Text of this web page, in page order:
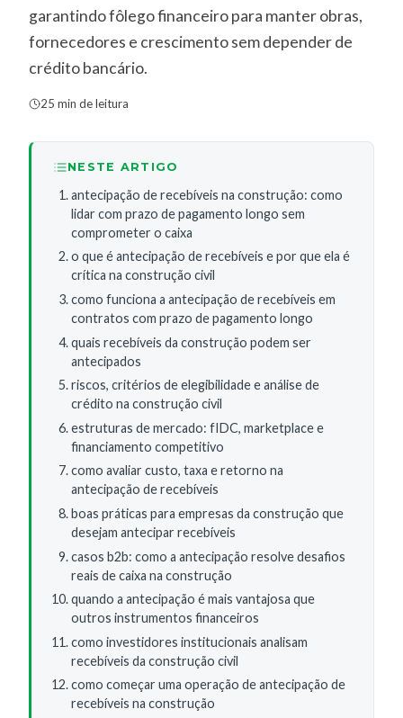
garantindo fôlego financeiro para manter obras,
fornecedores e crescimento sem depender de
crédito bancário.
25 min de leitura
NESTE ARTIGO
antecipação de recebíveis na construção: como
lidar com prazo de pagamento longo sem
comprometer o caixa
o que é antecipação de recebíveis e por que ela é
crítica na construção civil
como funciona a antecipação de recebíveis em
contratos com prazo de pagamento longo
quais recebíveis da construção podem ser
antecipados
riscos, critérios de elegibilidade e análise de
crédito na construção civil
estruturas de mercado: fIDC, marketplace e
financiamento competitivo
como avaliar custo, taxa e retorno na
antecipação de recebíveis
boas práticas para empresas da construção que
desejam antecipar recebíveis
casos b2b: como a antecipação resolve desafios
reais de caixa na construção
quando a antecipação é mais vantajosa que
outros instrumentos financeiros
como investidores institucionais analisam
recebíveis da construção civil
como começar uma operação de antecipação de
recebíveis na construção